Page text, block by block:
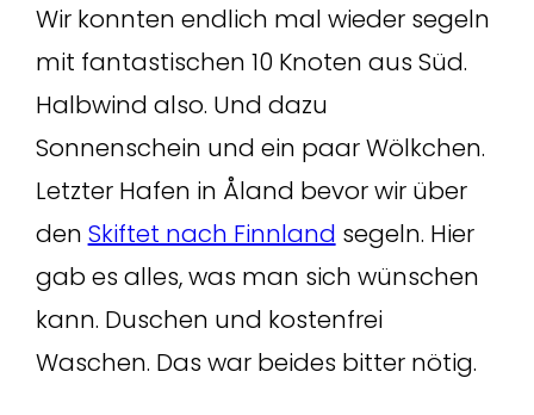
Wir konnten endlich mal wieder segeln
mit fantastischen 10 Knoten aus Süd.
Halbwind also. Und dazu
Sonnenschein und ein paar Wölkchen.
Letzter Hafen in Åland bevor wir über
den Skiftet nach Finnland segeln. Hier
gab es alles, was man sich wünschen
kann. Duschen und kostenfrei
Waschen. Das war beides bitter nötig.